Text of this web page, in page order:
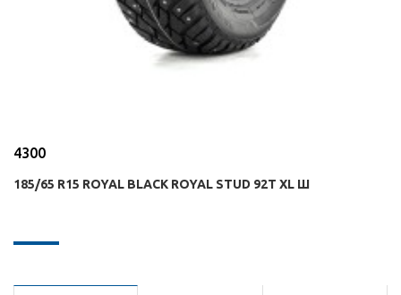
4300
185/65 R15 ROYAL BLACK ROYAL STUD 92T XL Ш